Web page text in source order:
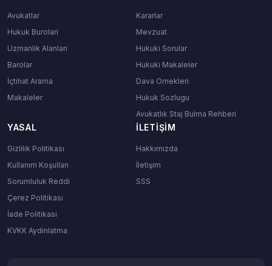
Avukatlar
Hukuk Burolari
Uzmanlik Alanlari
Barolar
İçtihat Arama
Makaleler
Kararlar
Mevzuat
Hukuki Sorular
Hukuki Makaleler
Dava Ornekleri
Hukuk Sozlugu
Avukatlık Staj Bulma Rehberi
YASAL
Gizlilik Politikası
Kullanım Koşulları
Sorumluluk Reddi
Çerez Politikası
İade Politikası
KVKK Aydinlatma
İLETIŞIM
Hakkımızda
İletişim
SSS